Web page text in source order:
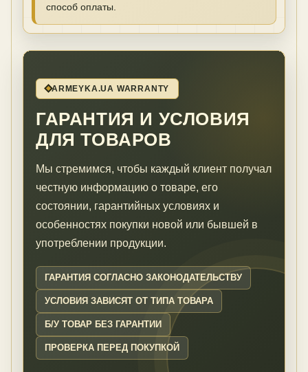
способ оплаты.
ARMEYKA.UA WARRANTY
ГАРАНТИЯ И УСЛОВИЯ
ДЛЯ ТОВАРОВ
Мы стремимся, чтобы каждый клиент получал
честную информацию о товаре, его
состоянии, гарантийных условиях и
особенностях покупки новой или бывшей в
употреблении продукции.
ГАРАНТИЯ СОГЛАСНО ЗАКОНОДАТЕЛЬСТВУ
УСЛОВИЯ ЗАВИСЯТ ОТ ТИПА ТОВАРА
Б/У ТОВАР БЕЗ ГАРАНТИИ
ПРОВЕРКА ПЕРЕД ПОКУПКОЙ